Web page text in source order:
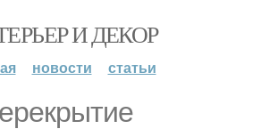
И ДЕКОР
новости статьи